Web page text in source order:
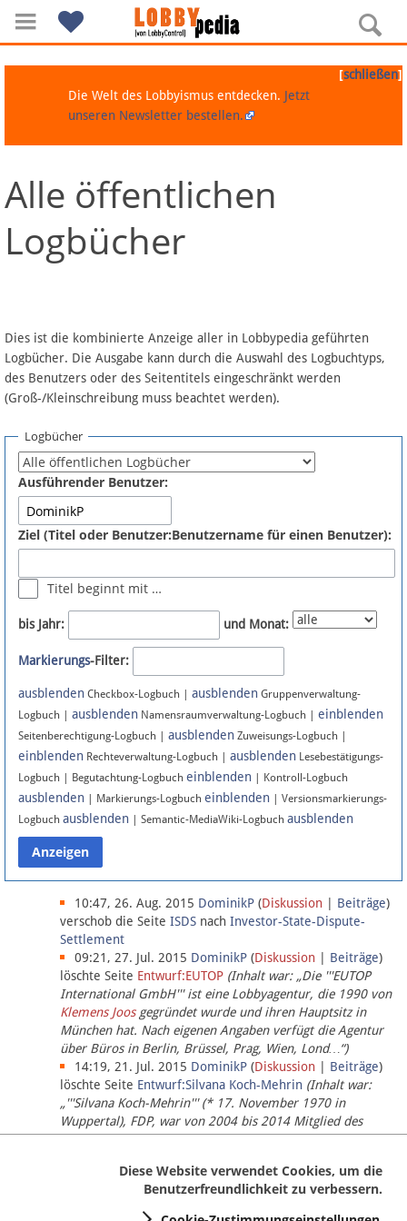
Navigation
Über Lobbypedia
Artikel nach Kategorien
FAQ
Fördermitglied werden
Fehler melden
Newsletter
Bluesky
Facebook
Instagram
Anmelden
Datenschutz
Über Lobbypedia
Impressum
[schließen]
Die Welt des Lobbyismus entdecken. Jetzt
unseren Newsletter bestellen.
Alle öffentlichen
Logbücher
Dies ist die kombinierte Anzeige aller in Lobbypedia geführten
Logbücher. Die Ausgabe kann durch die Auswahl des Logbuchtyps,
des Benutzers oder des Seitentitels eingeschränkt werden
(Groß-/Kleinschreibung muss beachtet werden).
Logbücher
Ausführender Benutzer:
Ziel (Titel oder Benutzer:Benutzername für einen Benutzer):
Titel beginnt mit …
bis Jahr: und Monat:
Markierungs-Filter:
ausblenden Checkbox-Logbuch | ausblenden Gruppenverwaltung-
Logbuch | ausblenden Namensraumverwaltung-Logbuch | einblenden
Seitenberechtigung-Logbuch | ausblenden Zuweisungs-Logbuch |
einblenden Rechteverwaltung-Logbuch | ausblenden Lesebestätigungs-
Logbuch | Begutachtung-Logbuch einblenden | Kontroll-Logbuch
ausblenden | Markierungs-Logbuch einblenden | Versionsmarkierungs-
Logbuch ausblenden | Semantic-MediaWiki-Logbuch ausblenden
10:47, 26. Aug. 2015 DominikP (Diskussion Beiträge)
verschob die Seite ISDS nach Investor-State-Dispute-
Settlement
09:21, 27. Jul. 2015 DominikP (Diskussion Beiträge)
löschte Seite Entwurf:EUTOP (Inhalt war: „Die '''EUTOP
International GmbH''' ist eine Lobbyagentur, die 1990 von
Klemens Joosgegründet wurde und ihren Hauptsitz in
München hat. Nach eigenen Angaben verfügt die Agentur
über Büros in Berlin, Brüssel, Prag, Wien, Lond…“)
14:19, 21. Jul. 2015 DominikP (Diskussion Beiträge)
löschte Seite Entwurf:Silvana Koch-Mehrin (Inhalt war:
„'''Silvana Koch-Mehrin''' (* 17. November 1970 in
Wuppertal), FDP, war von 2004 bis 2014 Mitglied des
Europäischen Parlaments, seit November 2014 ist sie für
Diese Website verwendet Cookies, um die
Benutzerfreundlichkeit zu verbessern.